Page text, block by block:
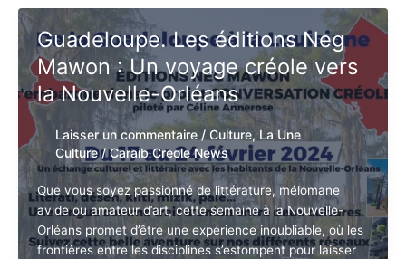
découvrez
la
programmation
spéciale
« Femmes
d’ici
Cinéma
2024 »
Guadeloupe. Les éditions Neg
Mawon : Un voyage créole
vers la Nouvelle-Orléans
Laisser un commentaire /Culture,La Une
Culture/Caraib Creole News
Que vous soyez passionné de littérature, mélomane
avide ou amateur d’art, cette semaine à la Nouvelle-
Orléans promet d’être une expérience inoubliable, où